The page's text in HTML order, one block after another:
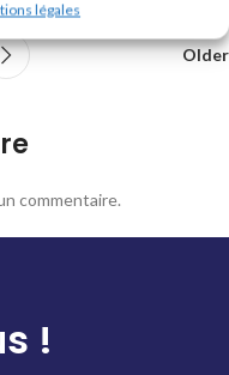
légales
Older
commentaire.
!